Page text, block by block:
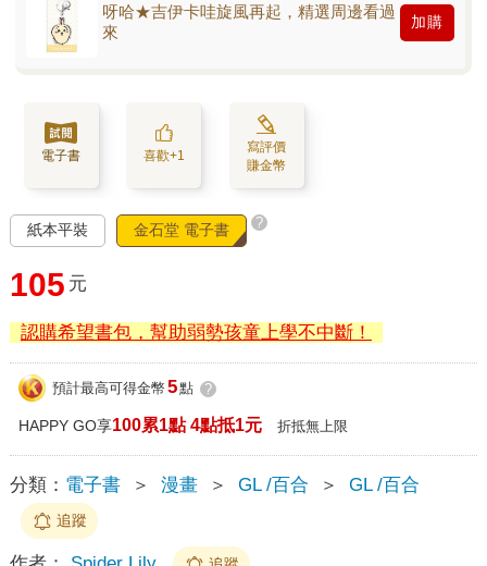
呀哈★吉伊卡哇旋風再起，精選周邊看過
來
加購
電子書 喜歡+1
寫評價
賺金幣
紙本平裝 金石堂 電子書 ?
105 元
認購希望書包，幫助弱勢孩童上學不中斷！
預計最高可得金幣 5點 ?
HAPPY GO享100累1點 4點抵1元 折抵無上限
分類： 電子書 ＞ 漫畫 ＞ GL /百合 ＞ GL /百合
追蹤